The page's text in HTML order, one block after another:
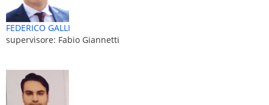
FEDERICO GALLI
supervisore: Fabio Giannetti